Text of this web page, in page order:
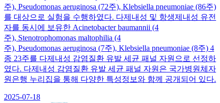
주), Pseudomonas aeruginosa (72주), Klebsiella pneumoniae (86주)
를 대상으로 실험을 수행하였다. 다제내성 및 항생제내성 유전
자를 동시에 보유한 Acinetobacter baumannii (4
주), Stenotrophomonas maltophilia (4
주), Pseudomonas aeruginosa (7주), Klebsiella pneumoniae (8주) 4
종 23주를 다제내성 감염질환 유발 세균 패널 자원으로 선정하
였다. 다제내성 감염질환 유발 세균 패널 자원은 국가병원체자
원은행 누리집을 통해 다양한 특성정보와 함께 공개되어 있다.
2025-07-18